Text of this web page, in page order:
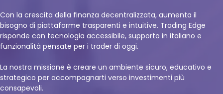
Con la crescita della finanza decentralizzata, aumenta il
bisogno di piattaforme trasparenti e intuitive. Trading Edge
risponde con tecnologia accessibile, supporto in italiano e
funzionalità pensate per i trader di oggi.
La nostra missione è creare un ambiente sicuro, educativo e
strategico per accompagnarti verso investimenti più
consapevoli.